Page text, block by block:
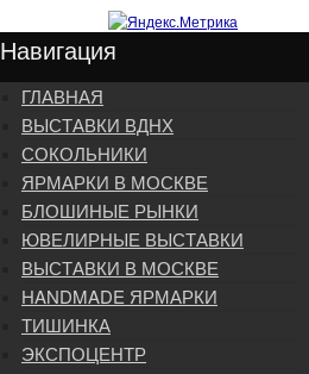
Навигация
ГЛАВНАЯ
ВЫСТАВКИ ВДНХ
СОКОЛЬНИКИ
ЯРМАРКИ В МОСКВЕ
БЛОШИНЫЕ РЫНКИ
ЮВЕЛИРНЫЕ ВЫСТАВКИ
ВЫСТАВКИ В МОСКВЕ
HANDMADE ЯРМАРКИ
ТИШИНКА
ЭКСПОЦЕНТР